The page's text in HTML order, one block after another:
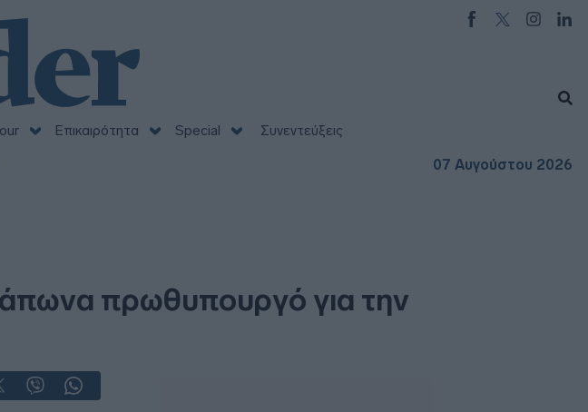
Επικαιρότητα Special
Συνεντεύξεις
07 Αυγούστου 2026
πρωθυπουργό για την